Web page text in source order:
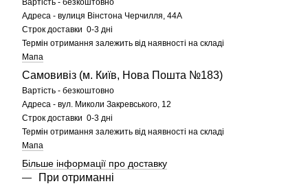
Вартість - безкоштовно
Адреса - вулиця Вінстона Черчилля, 44А
Строк доставки 0-3 дні
Термін отримання залежить від наявності на складі
Мапа
Самовивіз (м. Київ, Нова Пошта №183)
Вартість - безкоштовно
Адреса - вул. Миколи Закревського, 12
Строк доставки 0-3 дні
Термін отримання залежить від наявності на складі
Мапа
Більше інформації про доставку
При отриманні